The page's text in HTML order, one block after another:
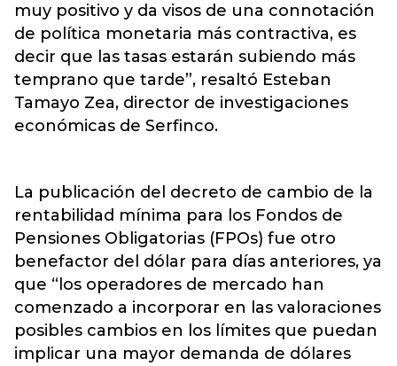
muy positivo y da visos de una connotación
de política monetaria más contractiva, es
decir que las tasas estarán subiendo más
temprano que tarde”, resaltó Esteban
Tamayo Zea, director de investigaciones
económicas de Serfinco.
La publicación del decreto de cambio de la
rentabilidad mínima para los Fondos de
Pensiones Obligatorias (FPOs) fue otro
benefactor del dólar para días anteriores, ya
que “los operadores de mercado han
comenzado a incorporar en las valoraciones
posibles cambios en los límites que puedan
implicar una mayor demanda de dólares